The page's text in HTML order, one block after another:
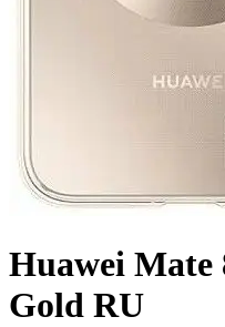
Huawei Mate
Gold RU